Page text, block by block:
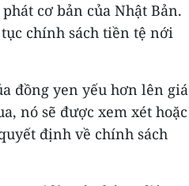
cơ bản của Nhật Bản.
chính sách tiền tệ nới
đồng yen yếu hơn lên giá
nó sẽ được xem xét hoặc
định về chính sách